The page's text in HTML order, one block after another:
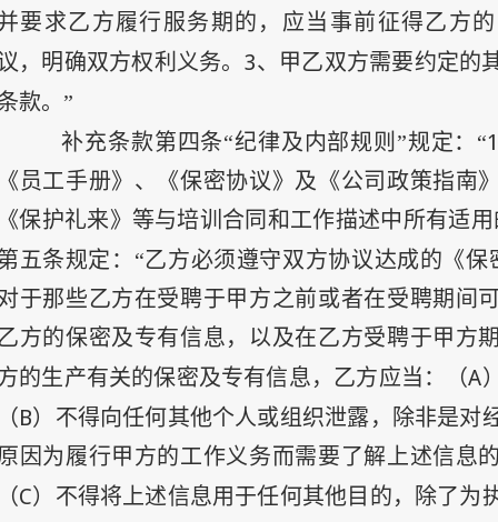
要求乙方履行服务期的，应当事前征得乙方
，明确双方权利义务。 3、甲乙双方需要约定的
款。”
补充条款第四条“纪律及内部规则”规定：“
员工手册》、《保密协议》及《公司政策指南
保护礼来》等与培训合同和工作描述中所有适
五条规定：“乙方必须遵守双方协议达成的《保
于那些乙方在受聘于甲方之前或者在受聘期间
方的保密及专有信息，以及在乙方受聘于甲方
的生产有关的保密及专有信息，乙方应当：（A
B）不得向任何其他个人或组织泄露，除非是对
因为履行甲方的工作义务而需要了解上述信息
C）不得将上述信息用于任何其他目的，除了为